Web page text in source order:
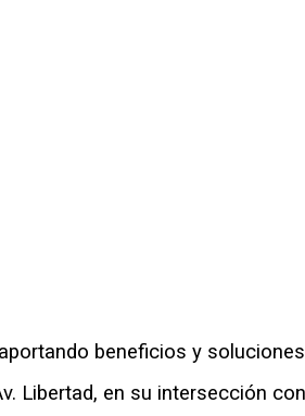
beneficios y
Libertad, en su intersección